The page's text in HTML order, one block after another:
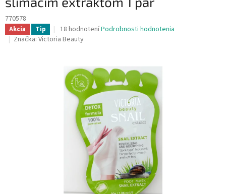
770578
Akcia Tip
Priemerné
hodnotenie
hviezdičiek.
18 hodnoteníPodrobnosti hodnotenia
Značka: Victoria Beauty